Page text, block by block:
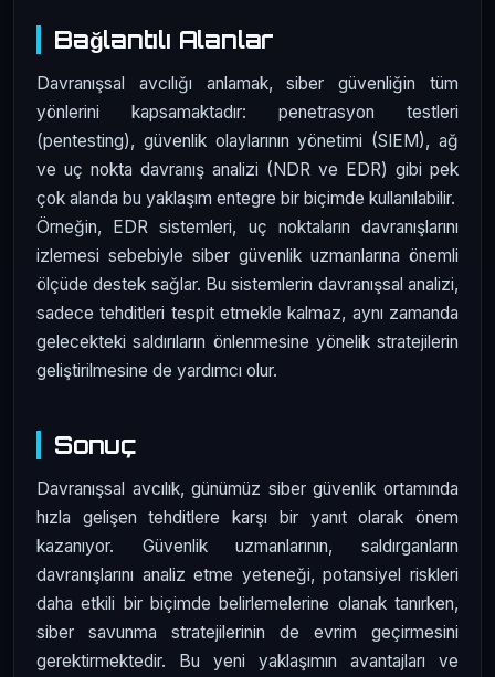
Bağlantılı Alanlar
Davranışsal avcılığı anlamak, siber güvenliğin tüm
yönlerini kapsamaktadır: penetrasyon testleri
(pentesting), güvenlik olaylarının yönetimi (SIEM), ağ
ve uç nokta davranış analizi (NDR ve EDR) gibi pek
çok alanda bu yaklaşım entegre bir biçimde kullanılabilir.
Örneğin, EDR sistemleri, uç noktaların davranışlarını
izlemesi sebebiyle siber güvenlik uzmanlarına önemli
ölçüde destek sağlar. Bu sistemlerin davranışsal analizi,
sadece tehditleri tespit etmekle kalmaz, aynı zamanda
gelecekteki saldırıların önlenmesine yönelik stratejilerin
geliştirilmesine de yardımcı olur.
Sonuç
Davranışsal avcılık, günümüz siber güvenlik ortamında
hızla gelişen tehditlere karşı bir yanıt olarak önem
kazanıyor. Güvenlik uzmanlarının, saldırganların
davranışlarını analiz etme yeteneği, potansiyel riskleri
daha etkili bir biçimde belirlemelerine olanak tanırken,
siber savunma stratejilerinin de evrim geçirmesini
gerektirmektedir. Bu yeni yaklaşımın avantajları ve